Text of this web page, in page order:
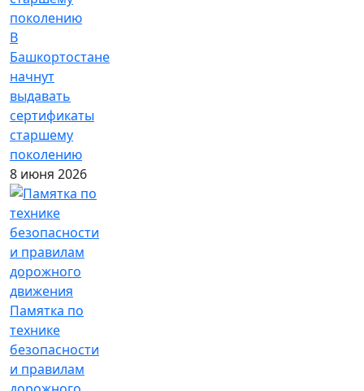
В
Башкортостане
начнут
выдавать
сертификаты
старшему
поколению
8 июня 2026
Памятка по
технике
безопасности
и правилам